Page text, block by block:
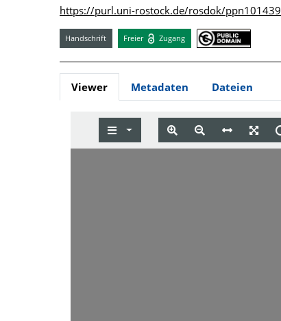
https://purl.uni-rostock.de/rosdok/
Handschrift Freier Zugang
Viewer Metadaten Dateien